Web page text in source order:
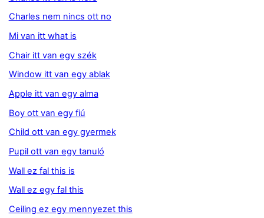
Charles nem nincs ott no
Mi van itt what is
Chair itt van egy szék
Window itt van egy ablak
Apple itt van egy alma
Boy ott van egy fiú
Child ott van egy gyermek
Pupil ott van egy tanuló
Wall ez fal this is
Wall ez egy fal this
Ceiling ez egy mennyezet this